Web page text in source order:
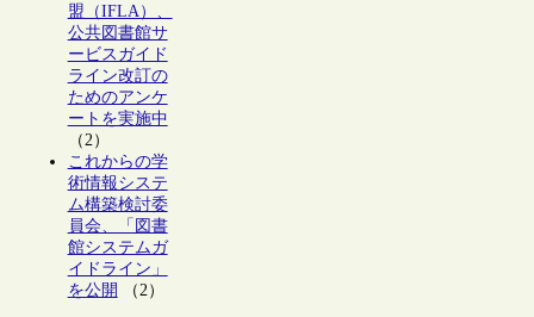
盟（IFLA）、
公共図書館サ
ービスガイド
ライン改訂の
ためのアンケ
ートを実施中
（2）
これからの学
術情報システ
ム構築検討委
員会、「図書
館システムガ
イドライン」
を公開
（2）